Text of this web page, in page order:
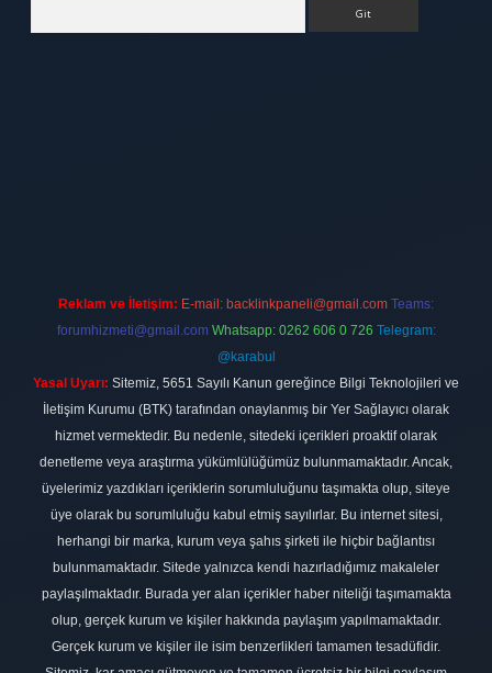
Reklam ve İletişim: E-mail: backlinkpaneli@gmail.com Teams:
forumhizmeti@gmail.com Whatsapp: 0262 606 0 726 Telegram:
@karabul
Yasal Uyarı: Sitemiz, 5651 Sayılı Kanun gereğince Bilgi Teknolojileri ve
İletişim Kurumu (BTK) tarafından onaylanmış bir Yer Sağlayıcı olarak
hizmet vermektedir. Bu nedenle, sitedeki içerikleri proaktif olarak
denetleme veya araştırma yükümlülüğümüz bulunmamaktadır. Ancak,
üyelerimiz yazdıkları içeriklerin sorumluluğunu taşımakta olup, siteye
üye olarak bu sorumluluğu kabul etmiş sayılırlar. Bu internet sitesi,
herhangi bir marka, kurum veya şahıs şirketi ile hiçbir bağlantısı
bulunmamaktadır. Sitede yalnızca kendi hazırladığımız makaleler
paylaşılmaktadır. Burada yer alan içerikler haber niteliği taşımamakta
olup, gerçek kurum ve kişiler hakkında paylaşım yapılmamaktadır.
Gerçek kurum ve kişiler ile isim benzerlikleri tamamen tesadüfidir.